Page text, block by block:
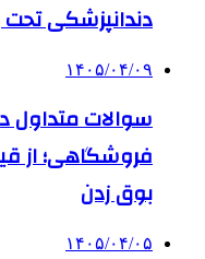
دندانپزشکی
۱۴۰۵/۰۴/۰۹
سوالات متداول
فروشگاهی؛ از
بوق زدن
۱۴۰۵/۰۴/۰۵